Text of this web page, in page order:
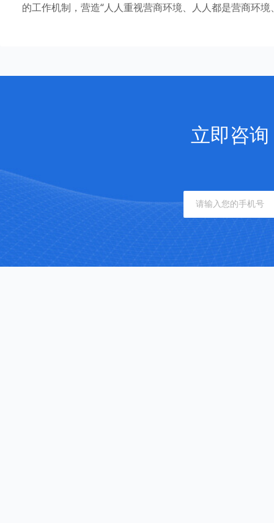
的工作机制，营造“人人重视营商环境、人人都是营商环
立即咨